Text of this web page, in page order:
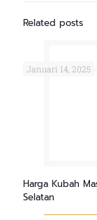
Related posts
Januari 14, 2025
Harga Kubah
Selatan